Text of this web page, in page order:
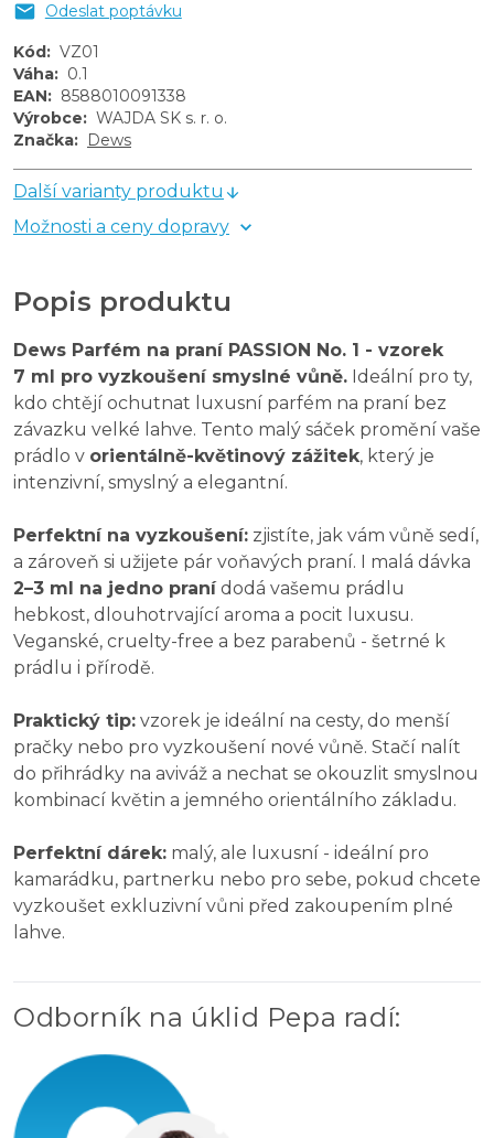
Odeslat poptávku
Kód: VZ01
Váha: 0.1
EAN: 8588010091338
Výrobce: WAJDA SK s. r. o.
Značka: Dews
Další varianty produktu
Možnosti a ceny dopravy
Popis produktu
Dews Parfém na praní PASSION No. 1 - vzorek
7 ml pro vyzkoušení smyslné vůně. Ideální pro ty,
kdo chtějí ochutnat luxusní parfém na praní bez
závazku velké lahve. Tento malý sáček promění vaše
prádlo v orientálně-květinový zážitek, který je
intenzivní, smyslný a elegantní.
Perfektní na vyzkoušení: zjistíte, jak vám vůně sedí,
a zároveň si užijete pár voňavých praní. I malá dávka
2–3 ml na jedno pranídodá vašemu prádlu
hebkost, dlouhotrvající aroma a pocit luxusu.
Veganské, cruelty-free a bez parabenů - šetrné k
prádlu i přírodě.
Praktický tip: vzorek je ideální na cesty, do menší
pračky nebo pro vyzkoušení nové vůně. Stačí nalít
do přihrádky na aviváž a nechat se okouzlit smyslnou
kombinací květin a jemného orientálního základu.
Perfektní dárek: malý, ale luxusní - ideální pro
kamarádku, partnerku nebo pro sebe, pokud chcete
vyzkoušet exkluzivní vůni před zakoupením plné
lahve.
Odborník na úklid Pepa radí: